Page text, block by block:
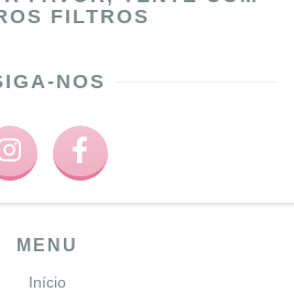
FILTROS
NOS
MENU
Início